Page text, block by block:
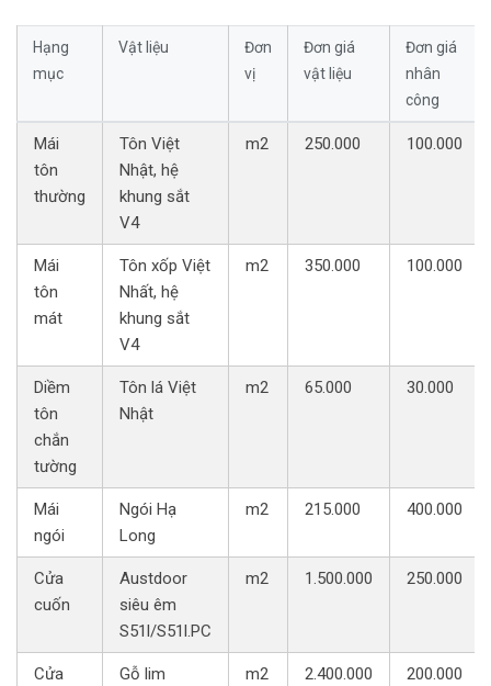
Hạng
mục
Vật liệu
Đơn
vị
Đơn giá
vật liệu
Đơn giá
nhân
công
Mái
tôn
thường
Tôn Việt
Nhật, hệ
khung sắt
V4
m2 250.000 100.000
Mái
tôn
mát
Tôn xốp Việt
Nhất, hệ
khung sắt
V4
m2 350.000 100.000
Diềm
tôn
chắn
tường
Tôn lá Việt
Nhật
m2 65.000 30.000
Mái
ngói
Ngói Hạ
Long
m2 215.000 400.000
Cửa
cuốn
Austdoor
siêu êm
S51l/S51l.PC
m2 1.500.000 250.000
Cửa
Gỗ lim m2 2.400.000 200.000